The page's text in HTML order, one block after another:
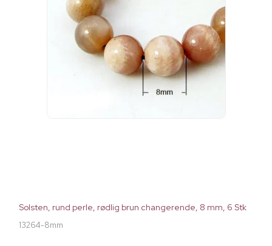
Solsten, rund perle, rødlig brun changerende, 8 mm, 6 Stk
13264-8mm